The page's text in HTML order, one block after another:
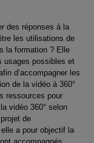
des réponses à la
les utilisations de
la formation ? Elle
usages possibles et
d’accompagner les
de la vidéo à 360°
ressources pour
vidéo 360° selon
de
a pour objectif la